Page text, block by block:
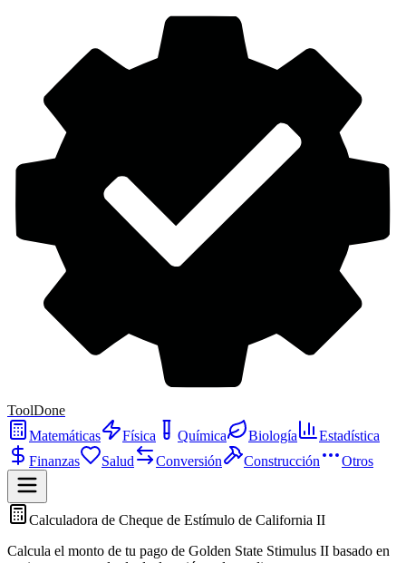
ToolDone
Matemáticas
Física Química Biología
Estadística
Finanzas
Salud Conversión Construcción Otros
Calculadora de Cheque de Estímulo de California II
Calcula el monto de tu pago de Golden State Stimulus II basado en